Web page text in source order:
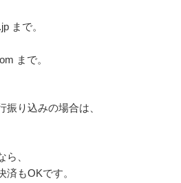
まで。
まで。
り込みの場合は、
、
済もOKです。